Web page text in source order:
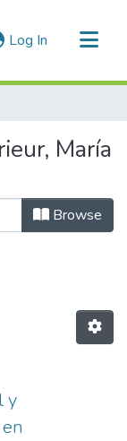
Log In (current)
María
Browse
y